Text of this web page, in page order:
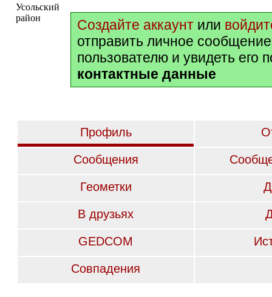
Создайте аккаунт или
отправить личное
пользователю и увидеть его
контактные данные
Профиль
Сообщения
Геометки
В друзьях
GEDCOM
Совпадения